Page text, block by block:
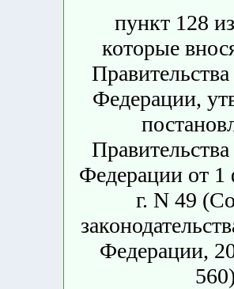
пункт 128
которые
Федерации,
Федерации от 1
г. N 49
Федерации,